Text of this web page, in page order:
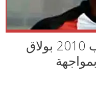
انتخابات مجلس الشعب 2010 بولاق